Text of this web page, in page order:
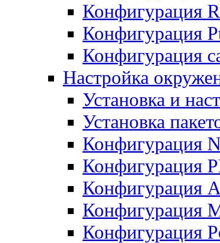
Конфигурация
Конфигурация
Конфигурация
Настройка
Установка и
Установка
Конфигурация
Конфигурация
Конфигурация
Конфигурация
Конфигурация